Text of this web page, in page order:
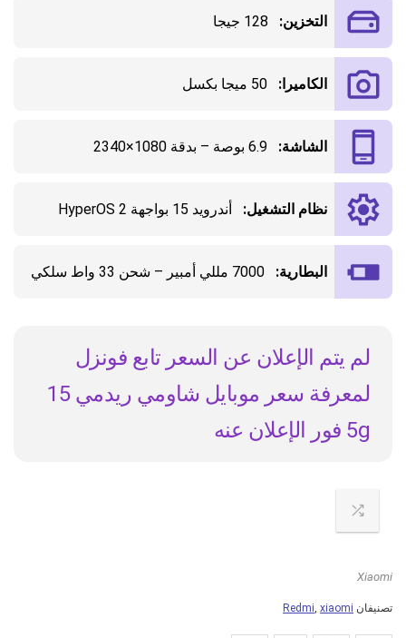
التخزين: 128 جيجا
الكاميرا: 50 ميجا بكسل
الشاشة: 6.9 بوصة – بدقة 1080×2340
نظام التشغيل: أندرويد 15 بواجهة HyperOS 2
البطارية: 7000 مللي أمبير – شحن 33 واط سلكي
لم يتم الإعلان عن السعر تابع فونزل
لمعرفة سعر موبايل شاومي ريدمي 15
5g فور الإعلان عنه
Xiaomi
تصنيفان Redmi, xiaomi